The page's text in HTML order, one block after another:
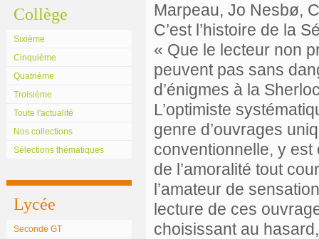
Collège
Sixième
Cinquième
Quatrième
Troisième
Toute l'actualité
Nos collections
Sélections thématiques
Lycée
Seconde GT
Marpeau, Jo Nesbø,
C’est l’histoire de la
« Que le lecteur non
peuvent pas sans
d’énigmes à la
L’optimiste
genre d’ouvrages
conventionnelle, y
de l’amoralité tout
l’amateur de
lecture de ces
choisissant au